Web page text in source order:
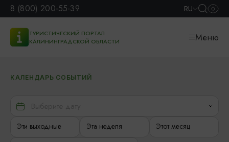
8 (800) 200-55-39 RU
ТУРИСТИЧЕСКИЙ ПОРТАЛ
КАЛИНИНГРАДСКОЙ ОБЛАСТИ
Меню
КАЛЕНДАРЬ СОБЫТИЙ
Эти выходные Эта неделя Этот месяц